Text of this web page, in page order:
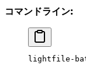
コマンドライン:
lightfile-